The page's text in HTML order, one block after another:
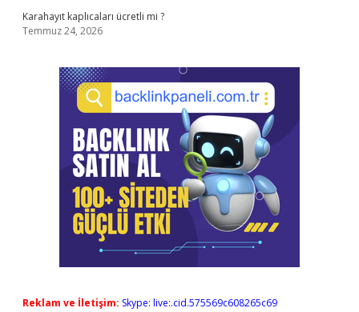
Karahayıt kaplıcaları ücretli mi ?
Temmuz 24, 2026
Reklam ve İletişim: Skype: live:.cid.575569c608265c69